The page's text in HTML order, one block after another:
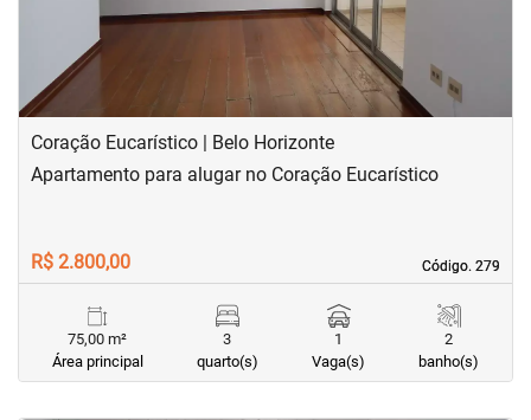
Coração Eucarístico | Belo Horizonte
Código. 279
Código. 279
Apartamento para alugar no Coração Eucarístico
R$ 2.800,00
75,00 m²
Área principal
3
quarto(s)
1
Vaga(s)
2
banho(s)